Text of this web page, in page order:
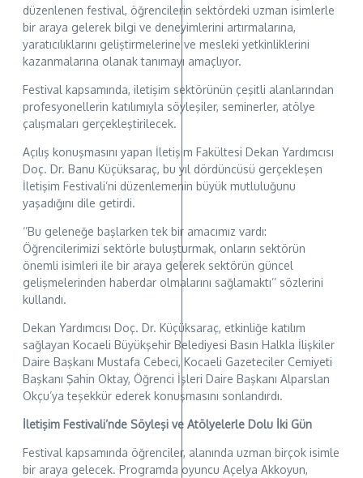
düzenlenen festival, öğrencilerin sektördeki uzman isimlerle
bir araya gelerek bilgi ve deneyimlerini artırmalarına,
yaratıcılıklarını geliştirmelerine ve mesleki yetkinliklerini
kazanmalarına olanak tanımayı amaçlıyor.
Festival kapsamında, iletişim sektörünün çeşitli alanlarından
profesyonellerin katılımıyla söyleşiler, seminerler, atölye
çalışmaları gerçekleştirilecek.
Açılış konuşmasını yapan İletişim Fakültesi Dekan Yardımcısı
Doç. Dr. Banu Küçüksaraç, bu yıl dördüncüsü gerçekleşen
İletişim Festivali’ni düzenlemenin büyük mutluluğunu
yaşadığını dile getirdi.
‘’Bu geleneğe başlarken tek bir amacımız vardı:
Öğrencilerimizi sektörle buluşturmak, onların sektörün
önemli isimleri ile bir araya gelerek sektörün güncel
gelişmelerinden haberdar olmalarını sağlamaktı’’ sözlerini
kullandı.
Dekan Yardımcısı Doç. Dr. Küçüksaraç, etkinliğe katılım
sağlayan Kocaeli Büyükşehir Belediyesi Basın Halkla İlişkiler
Daire Başkanı Mustafa Cebeci, Kocaeli Gazeteciler Cemiyeti
Başkanı Şahin Oktay, Öğrenci İşleri Daire Başkanı Alparslan
Okçu’ya teşekkür ederek konuşmasını sonlandırdı.
İletişim Festivali’nde Söyleşi ve Atölyelerle Dolu İki Gün
Festival kapsamında öğrenciler, alanında uzman birçok isimle
bir araya gelecek. Programda oyuncu Açelya Akkoyun,